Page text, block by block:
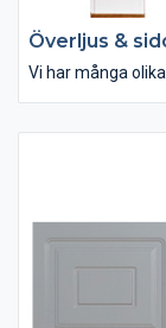
Överljus &
Vi har många